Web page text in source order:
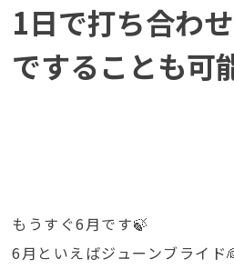
1日で打ち合わ
ですることも可
もうすぐ6月です🍃
6月といえばジューンブライド